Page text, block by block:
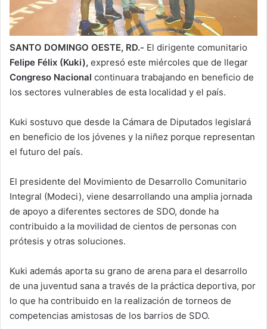
SANTO DOMINGO OESTE, RD.- El dirigente comunitario
Felipe Félix (Kuki), expresó este miércoles que de llegar
Congreso Nacional continuara trabajando en beneficio de
los sectores vulnerables de esta localidad y el país.
Kuki sostuvo que desde la Cámara de Diputados legislará
en beneficio de los jóvenes y la niñez porque representan
el futuro del país.
El presidente del Movimiento de Desarrollo Comunitario
Integral (Modeci), viene desarrollando una amplia jornada
de apoyo a diferentes sectores de SDO, donde ha
contribuido a la movilidad de cientos de personas con
prótesis y otras soluciones.
Kuki además aporta su grano de arena para el desarrollo
de una juventud sana a través de la práctica deportiva, por
lo que ha contribuido en la realización de torneos de
competencias amistosas de los barrios de SDO.